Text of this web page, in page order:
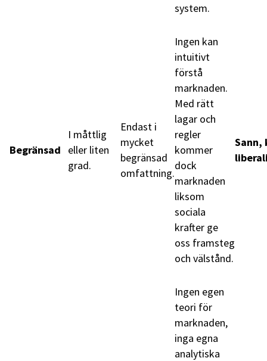
system.
Begränsad
I måttlig
eller liten
grad.
Endast i
mycket
begränsad
omfattning.
Ingen kan
intuitivt
förstå
marknaden.
Med rätt
lagar och
regler
kommer
dock
marknaden
liksom
sociala
krafter ge
oss framsteg
och välstånd.
Sann,
Ingen egen
teori för
marknaden,
inga egna
analytiska